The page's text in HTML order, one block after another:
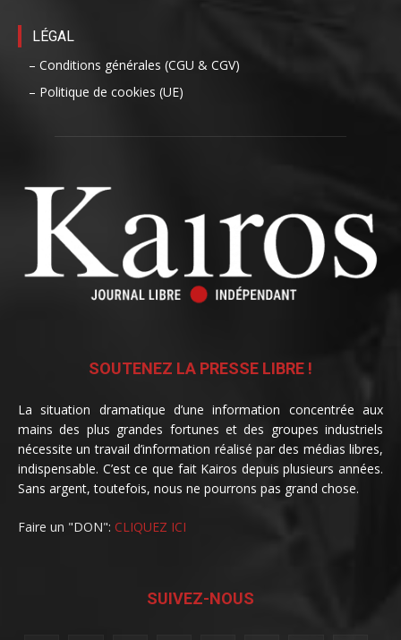
LÉGAL
– Conditions générales (CGU & CGV)
– Politique de cookies (UE)
SOUTENEZ LA PRESSE LIBRE !
La situation dramatique d’une information concentrée aux
mains des plus grandes fortunes et des groupes industriels
nécessite un travail d’information réalisé par des médias libres,
indispensable. C’est ce que fait Kairos depuis plusieurs années.
Sans argent, toutefois, nous ne pourrons pas grand chose.
Faire un "DON": CLIQUEZ ICI
SUIVEZ-NOUS